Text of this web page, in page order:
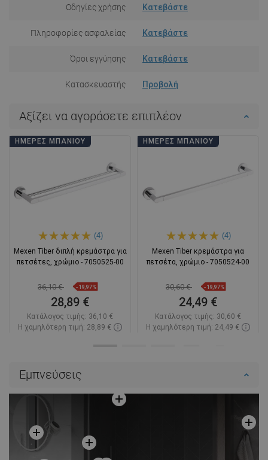
Οδηγίες χρήσης Κατεβάστε
Πληροφορίες ασφαλείας Κατεβάστε
Όροι εγγύησης Κατεβάστε
Κατασκευαστής Προβολή
Αξίζει να αγοράσετε επιπλέον
ΗΜΈΡΕΣ ΜΠΆΝΙΟΥ
(4)
Mexen Tiber διπλή κρεμάστρα για
πετσέτες, χρώμιο - 7050525-00
36,10 € -19,97%
28,89 €
Κατάλογος τιμής: 36,10 €
Η χαμηλότερη τιμή: 28,89 €
ΗΜΈΡΕΣ ΜΠΆΝΙΟΥ
(4)
Mexen Tiber κρεμάστρα για
πετσέτα, χρώμιο - 7050524-00
30,60 € -19,97%
24,49 €
Κατάλογος τιμής: 30,60 €
Η χαμηλότερη τιμή: 24,49 €
Εμπνεύσεις